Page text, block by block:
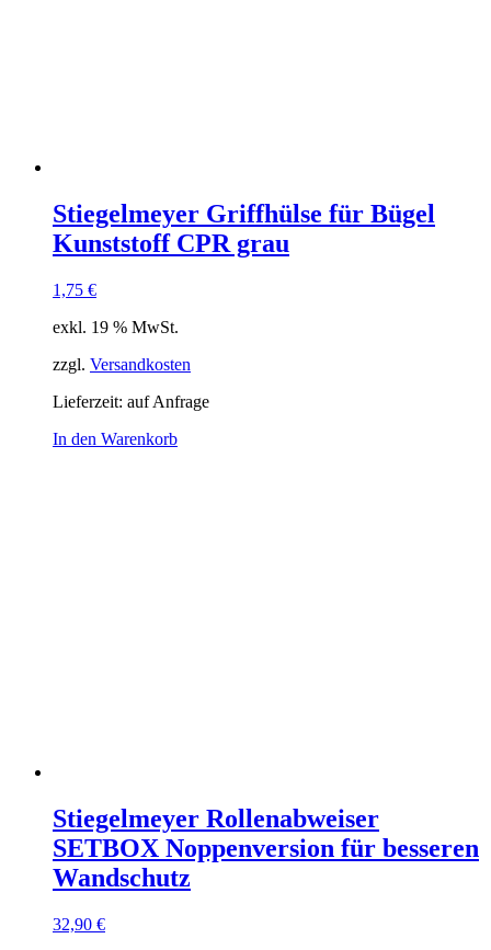
Stiegelmeyer Griffhülse für Bügel
Kunststoff CPR grau
1,75 €
exkl. 19 % MwSt.
zzgl. Versandkosten
Lieferzeit: auf Anfrage
In den Warenkorb
Stiegelmeyer Rollenabweiser
SETBOX Noppenversion für besseren
Wandschutz
32,90 €